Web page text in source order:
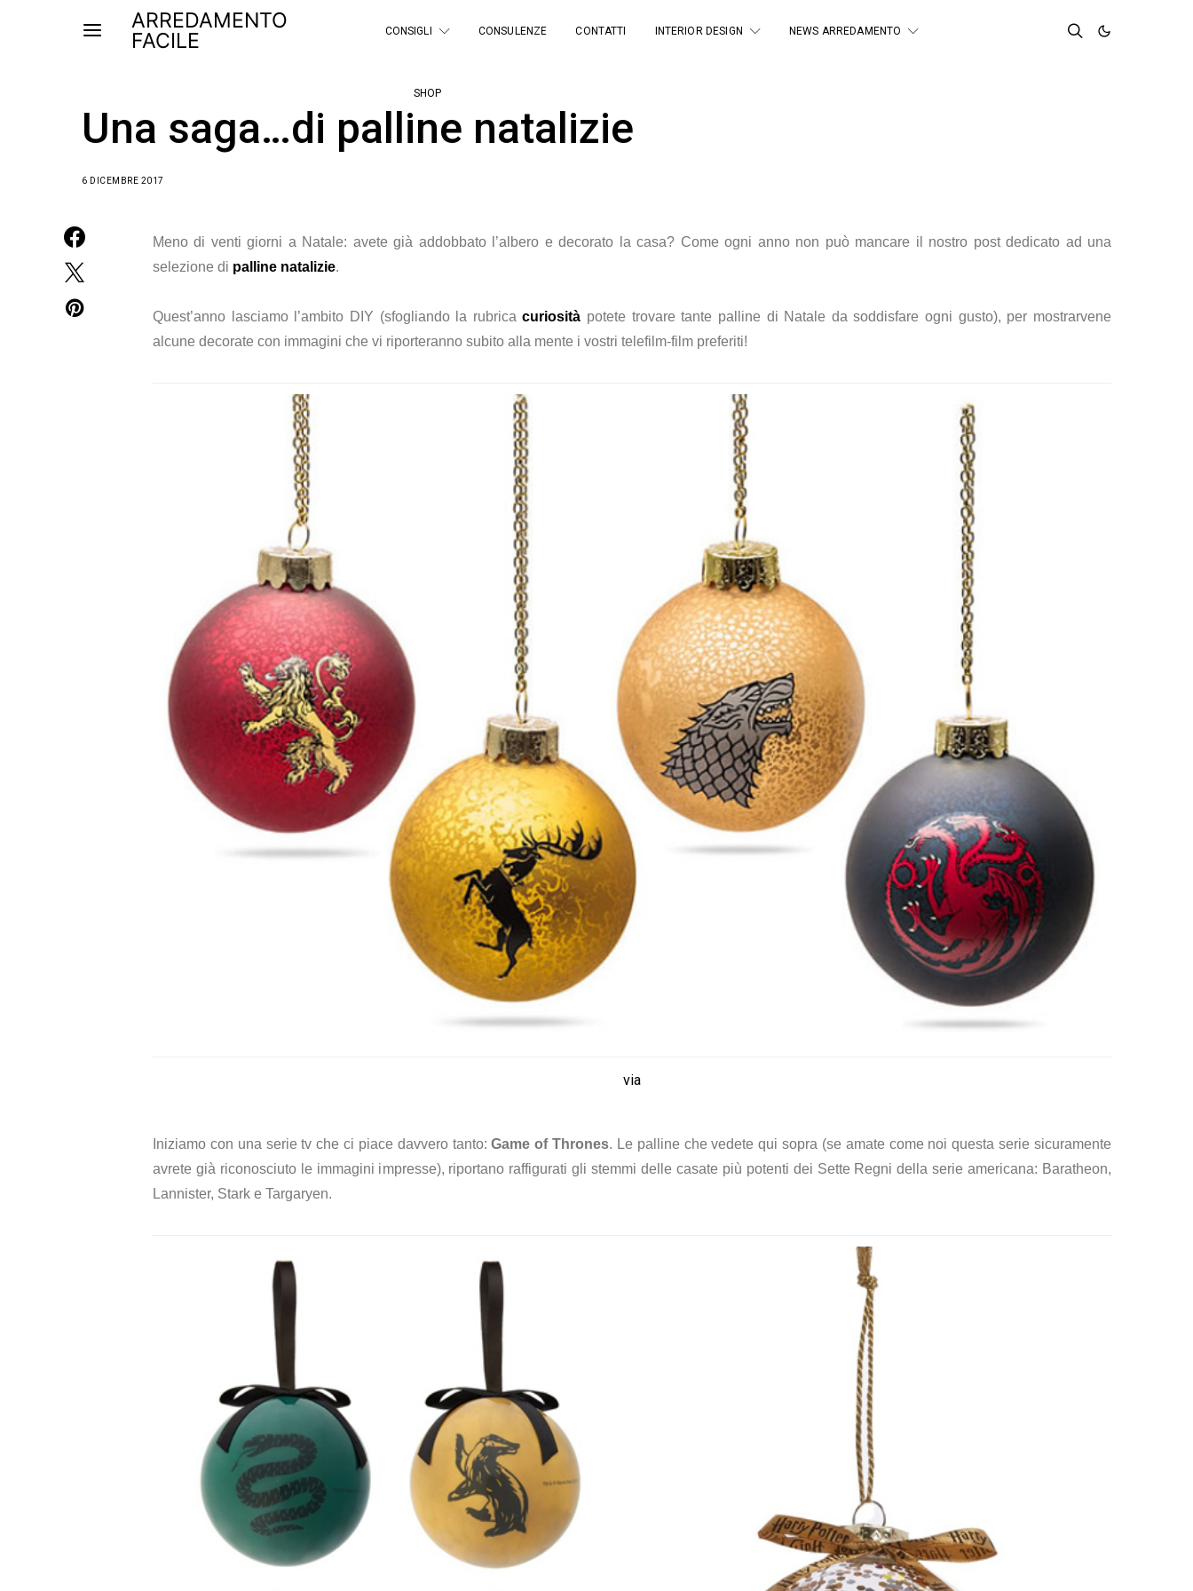
ARREDAMENTO
FACILE
CONSIGLI CONSULENZE CONTATTI INTERIOR DESIGN NEWS ARREDAMENTO
SHOP
Una saga…di palline natalizie
6 DICEMBRE 2017
Meno di venti giorni a Natale: avete già addobbato l’albero e decorato la casa? Come ogni anno non può mancare il nostro post dedicato ad una
selezione di palline natalizie.
Quest’anno lasciamo l’ambito DIY (sfogliando la rubricacuriosità potete trovare tante palline di Natale da soddisfare ogni gusto), per mostrarvene
alcune decorate con immagini che vi riporteranno subito alla mente i vostri telefilm-film preferiti!
via
Iniziamo con una serie tv che ci piace davvero tanto:Game of Thrones. Le palline che vedete qui sopra (se amate come noi questa serie sicuramente
avrete già riconosciuto le immagini impresse), riportano raffigurati gli stemmi delle casate più potenti dei Sette Regni della serie americana: Baratheon,
Lannister, Stark e Targaryen.